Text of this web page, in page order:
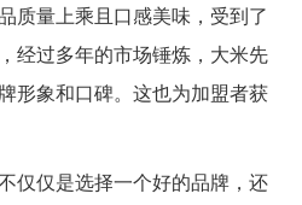
质量上乘且口感美味，受到了
经过多年的市场锤炼，大米先
形象和口碑。这也为加盟者获
仅仅是选择一个好的品牌，还